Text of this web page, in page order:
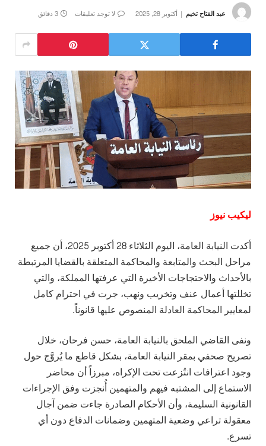
عبد الفتاح تخيم أكتوبر 28, 2025 لا توجد تعليقات 3 دقائق
ليكيب نيوز
أكدت النيابة العامة، اليوم الثلاثاء 28 أكتوبر 2025، أن جميع
مراحل البحث والمتابعة والمحاكمة المتعلقة بالقضايا المرتبطة
بالأحداث والاحتجاجات الأخيرة التي عرفتها المملكة، والتي
تخللتها أعمال عنف وتخريب ونهب، جرت في احترام كامل
لمعايير المحاكمة العادلة المنصوص عليها قانوناً.
ونفى القاضي الملحق بالنيابة العامة، حسن فرحان، خلال
تصريح صحفي بمقر النيابة العامة، بشكل قاطع ما يُروَّج حول
وجود اعترافات انتُزعت تحت الإكراه، مبرزاً أن محاضر
الاستماع إلى المشتبه فيهم والمتهمين أُنجزت وفق الإجراءات
القانونية السليمة، وأن الأحكام الصادرة جاءت ضمن آجال
معقولة تراعي وضعية المتهمين وضمانات الدفاع دون أي
تسرع.